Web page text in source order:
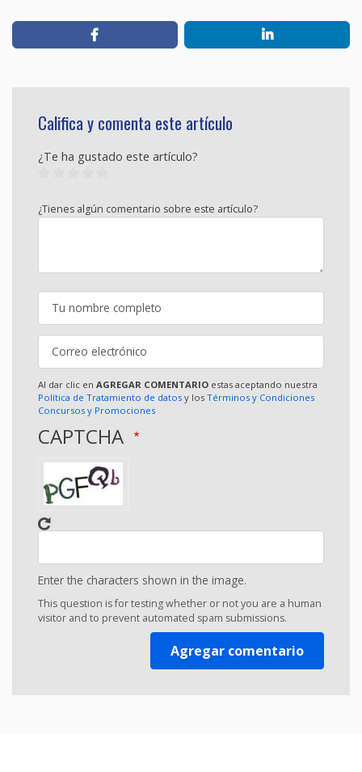
Califica y comenta este artículo
¿Te ha gustado este artículo?
¿Tienes algún comentario sobre este artículo?
Al dar clic en AGREGAR COMENTARIO estas aceptando nuestra
Política de Tratamiento de datos y los Términos y Condiciones
Concursos y Promociones
CAPTCHA
Enter the characters shown in the image.
This question is for testing whether or not you are a human
visitor and to prevent automated spam submissions.